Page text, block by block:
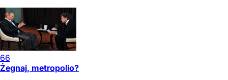
66
Żegnaj, metropolio?